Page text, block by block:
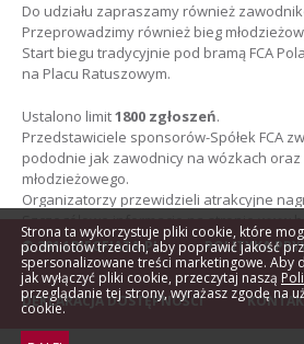
Do udziału zapraszamy również
Przeprowadzimy również bieg
Start biegu tradycyjnie pod bramą FCA
na Placu Ratuszowym.
Ustalono limit1800 zgłoszeń.
Przedstawiciele sponsorów-Spółek FCA
pododnie jak zawodnicy na wózkach
młodzieżowego.
Organizatorzy przewidzieli atrakcyjne
Szczegółowe informacje na stronie
Serdecznie zapraszamy.
© 2014 BIEGFIATA.PL POLITYKA
DEKLARACJA DOSTĘPNOŚCI
Strona ta wykorzystuje pliki cookie, które
podmiotów trzecich, aby poprawić jakość
spersonalizowane treści marketingowe. Aby
jak wyłączyć pliki cookie, przeczytaj naszą
przeglądanie tej strony, wyrażasz zgodę na
cookie.